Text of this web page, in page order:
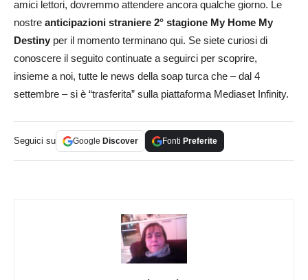
amici lettori, dovremmo attendere ancora qualche giorno. Le
nostre anticipazioni straniere 2° stagione My Home My
Destiny per il momento terminano qui. Se siete curiosi di
conoscere il seguito continuate a seguirci per scoprire,
insieme a noi, tutte le news della soap turca che – dal 4
settembre – si è “trasferita” sulla piattaforma Mediaset Infinity.
Seguici su Google Discover Fonti Preferite